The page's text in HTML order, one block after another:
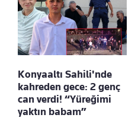
Konyaaltı Sahili'nde
kahreden gece: 2 genç
can verdi! “Yüreğimi
yaktın babam”